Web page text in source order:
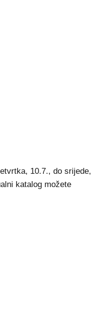
10.7., do srijede,
katalog možete